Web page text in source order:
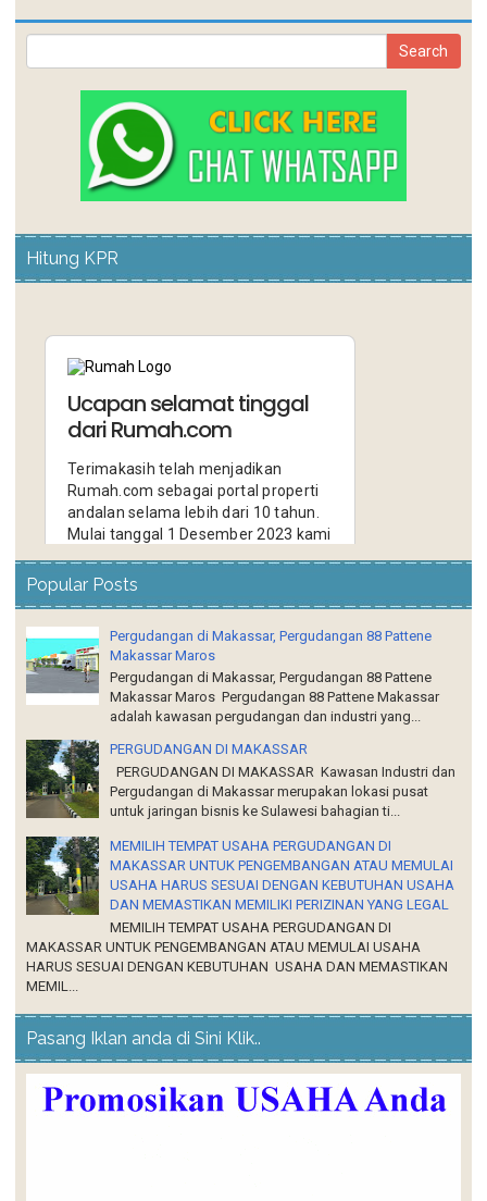
Hitung KPR
Popular Posts
Pergudangan di Makassar, Pergudangan 88 Pattene
Makassar Maros
Pergudangan di Makassar, Pergudangan 88 Pattene
Makassar Maros Pergudangan 88 Pattene Makassar
adalah kawasan pergudangan dan industri yang...
PERGUDANGAN DI MAKASSAR
PERGUDANGAN DI MAKASSAR Kawasan Industri dan
Pergudangan di Makassar merupakan lokasi pusat
untuk jaringan bisnis ke Sulawesi bahagian ti...
MEMILIH TEMPAT USAHA PERGUDANGAN DI
MAKASSAR UNTUK PENGEMBANGAN ATAU MEMULAI
USAHA HARUS SESUAI DENGAN KEBUTUHAN USAHA
DAN MEMASTIKAN MEMILIKI PERIZINAN YANG LEGAL
MEMILIH TEMPAT USAHA PERGUDANGAN DI
MAKASSAR UNTUK PENGEMBANGAN ATAU MEMULAI USAHA
HARUS SESUAI DENGAN KEBUTUHAN USAHA DAN MEMASTIKAN
MEMIL...
Pasang Iklan anda di Sini Klik..